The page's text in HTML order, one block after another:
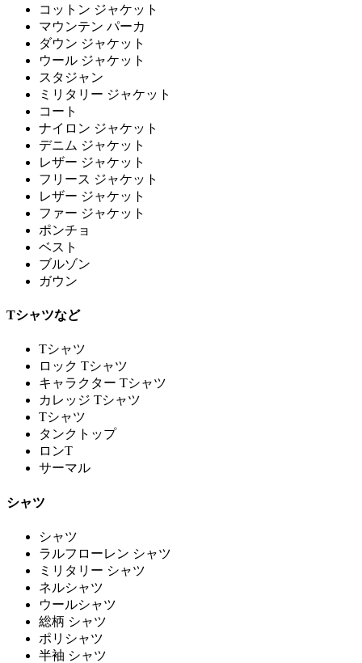
コットン ジャケット
マウンテン パーカ
ダウン ジャケット
ウール ジャケット
スタジャン
ミリタリー ジャケット
コート
ナイロン ジャケット
デニム ジャケット
レザー ジャケット
フリース ジャケット
レザー ジャケット
ファー ジャケット
ポンチョ
ベスト
ブルゾン
ガウン
Tシャツなど
Tシャツ
ロック Tシャツ
キャラクター Tシャツ
カレッジ Tシャツ
Tシャツ
タンクトップ
ロンT
サーマル
シャツ
シャツ
ラルフローレン シャツ
ミリタリー シャツ
ネルシャツ
ウールシャツ
総柄 シャツ
ポリシャツ
半袖 シャツ